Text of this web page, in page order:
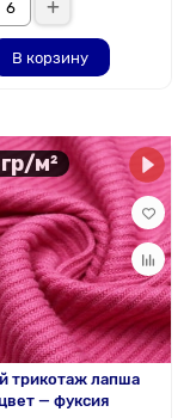
В корзину
м²
трикотаж лапша
— фуксия